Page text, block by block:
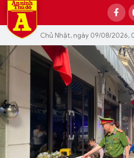
Chủ Nhật, ngày 09/08/2026,